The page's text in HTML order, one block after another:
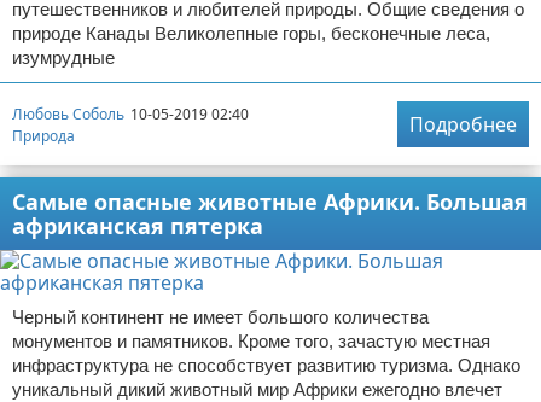
путешественников и любителей природы. Общие сведения о
природе Канады Великолепные горы, бесконечные леса,
изумрудные
Любовь Соболь 10-05-2019 02:40
Природа
Подробнее
Самые опасные животные Африки. Большая
африканская пятерка
Черный континент не имеет большого количества
монументов и памятников. Кроме того, зачастую местная
инфраструктура не способствует развитию туризма. Однако
уникальный дикий животный мир Африки ежегодно влечет